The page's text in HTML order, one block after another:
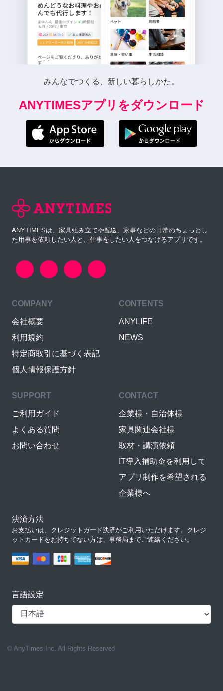
みんなでつくる、新しい暮らしかた。
ANYTIMESアプリをダウンロード
ANYTIMESは、家具組み立てや配送、家事などの日常のちょっとし
た用事を依頼したい人と、仕事をしたい人をつなげるアプリです。
COMPANY
会社概要
利用規約
特定商取引に基づく表記
個人情報保護方針
CONTENTS
ANYLIFE
NEWS
SUPPORT
ご利用ガイド
よくある質問
お問い合わせ
CONTACT
企業様・自治体様
家具関連会社様
取材・講演依頼
IT導入補助金を利用して
アプリ制作を希望される
企業様へ
決済方法
お支払いは、クレジットカード決済がご利用いただけます。クレジ
ットカードをお持ちでない方は、事務局までご連絡ください。
言語設定
© AnyTimes Inc. All Rights Reserved